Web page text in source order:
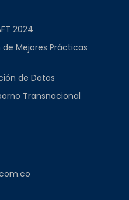
2024
Mejores Prácticas
de Datos
Transnacional